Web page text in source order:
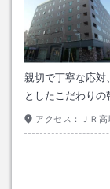
親切で丁寧な応対
としたこだわりの
アクセス： ＪＲ